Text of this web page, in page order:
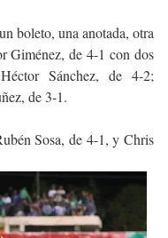
boleto, una anotada, otra
Giménez, de 4-1 con dos
Sánchez, de 4-2;
de 3-1.
Sosa, de 4-1, y Chris